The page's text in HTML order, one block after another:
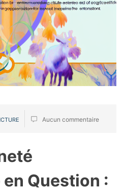
Aucun commentaire
Question :